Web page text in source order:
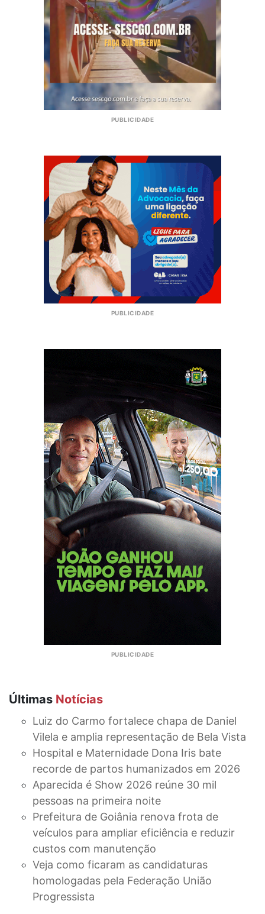
Últimas Notícias
Luiz do Carmo fortalece chapa de Daniel
Vilela e amplia representação de Bela Vista
Hospital e Maternidade Dona Iris bate
recorde de partos humanizados em 2026
Aparecida é Show 2026 reúne 30 mil
pessoas na primeira noite
Prefeitura de Goiânia renova frota de
veículos para ampliar eficiência e reduzir
custos com manutenção
Veja como ficaram as candidaturas
homologadas pela Federação União
Progressista